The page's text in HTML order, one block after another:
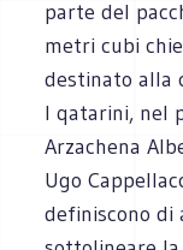
parte del
metri cubi
destinato alla
I qatarini, nel
Arzachena
Ugo
definiscono di